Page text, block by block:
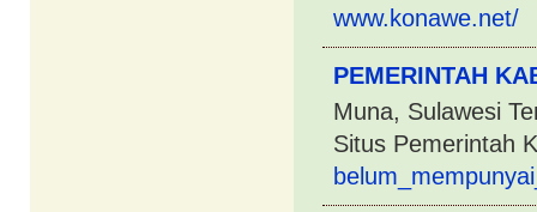
www.konawe.net/
PEMERINTAH
Muna, Sulawesi
Situs Pemerintah